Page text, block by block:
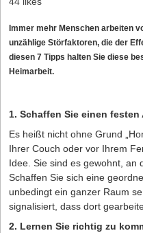
Immer mehr Menschen arbeiten
unzählige Störfaktoren, die der
diesen 7 Tipps halten Sie diese
Heimarbeit.
1. Schaffen Sie einen
Es heißt nicht ohne Grund
Ihrer Couch oder vor Ihrem
Idee. Sie sind es gewohnt, an
Schaffen Sie sich eine
unbedingt ein ganzer Raum
signalisiert, dass dort
2. Lernen Sie richtig zu